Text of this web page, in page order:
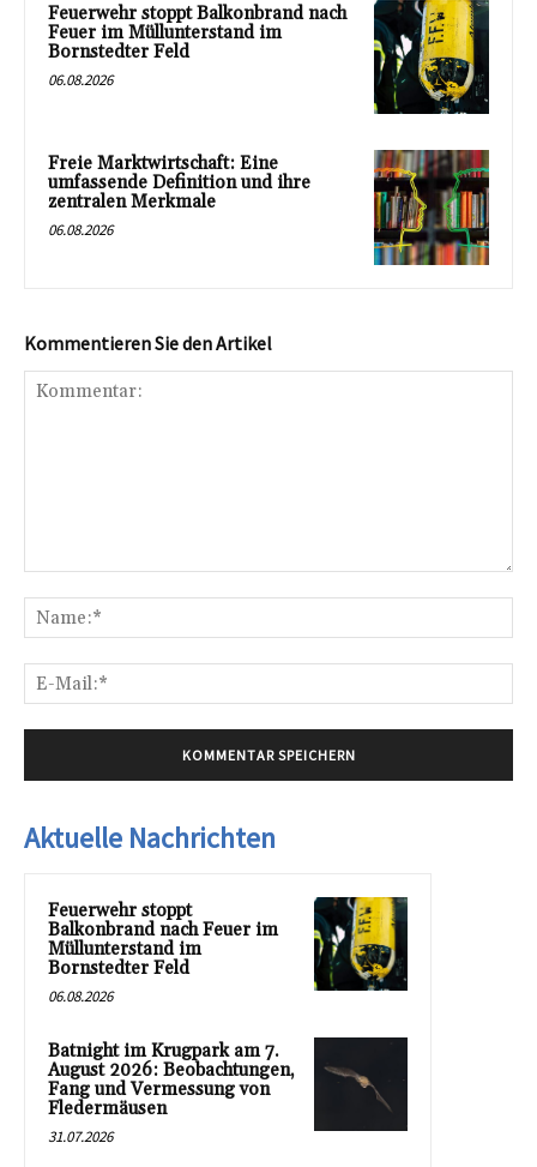
Feuerwehr stoppt Balkonbrand nach
Feuer im Müllunterstand im
Bornstedter Feld
06.08.2026
Freie Marktwirtschaft: Eine
umfassende Definition und ihre
zentralen Merkmale
06.08.2026
Kommentieren Sie den Artikel
Aktuelle Nachrichten
Feuerwehr stoppt
Balkonbrand nach Feuer im
Müllunterstand im
Bornstedter Feld
06.08.2026
Batnight im Krugpark am 7.
August 2026: Beobachtungen,
Fang und Vermessung von
Fledermäusen
31.07.2026